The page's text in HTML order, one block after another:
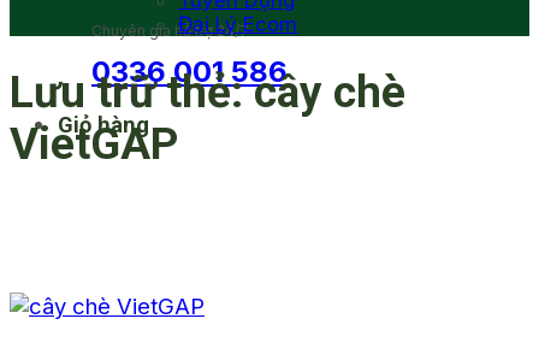
Chuyên gia hỗ trợ 24/7
0336 001 586
Giỏ hàng
Đại Lý Ecom
Lưu trữ thẻ:cây chè
VietGAP